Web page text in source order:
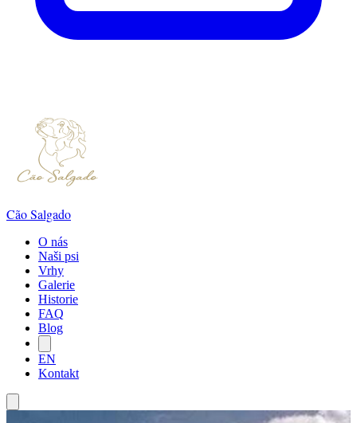
Cão Salgado
O nás
Naši psi
Vrhy
Galerie
Historie
FAQ
Blog
EN
Kontakt